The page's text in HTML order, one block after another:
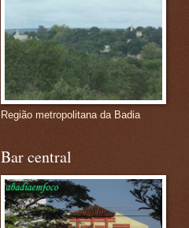
Região metropolitana da Badia
Bar central